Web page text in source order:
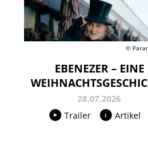
©
EBENEZER – EINE
28.07.2026
Trailer
Artikel